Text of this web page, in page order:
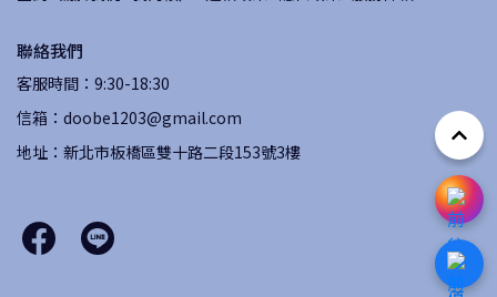
聯絡我們
客服時間：9:30-18:30
信箱：doobe1203@gmail.com
地址：新北市板橋區雙十路二段153號3樓